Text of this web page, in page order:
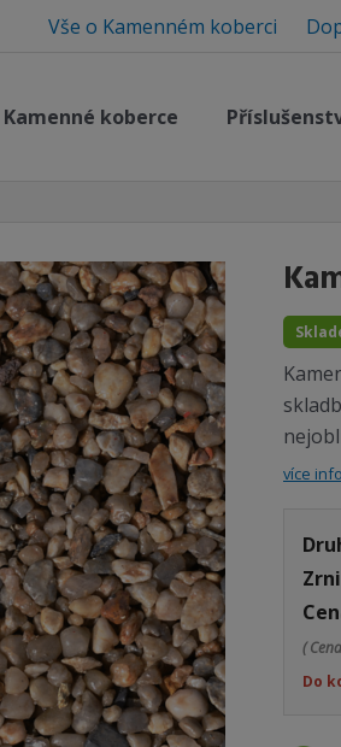
Vše o Kamenném koberci
Kamenné koberce
více
(
Do